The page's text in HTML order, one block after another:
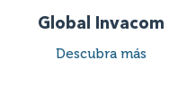
Global Invacom
Descubra más